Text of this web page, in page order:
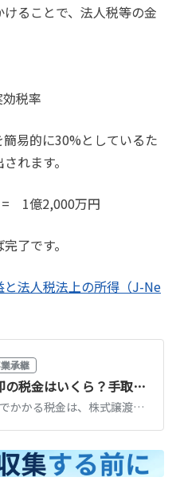
ることで、法人税等の金
税率
易的に30%としているた
れます。
= 1億2,000万円
了です。
法人税法上の所得（J-Ne
承継
会社売却の税金はいくら？手取り額の計算方法と節税対策を税理士が解説
会社売却でかかる税金は、株式譲渡なら譲渡益の20.315%が基本です。事業譲渡との税金の違い、手取り額のシミュレーション、役員退職金を使った節税対策を税理士が解説します。